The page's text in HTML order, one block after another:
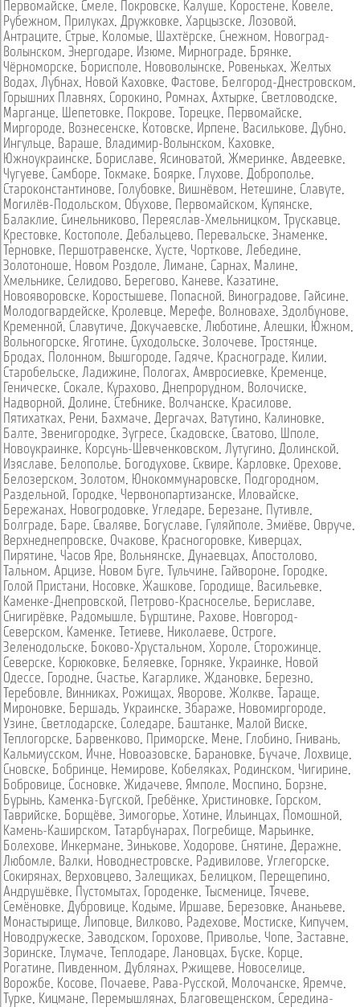
Первомайске, Смеле, Покровске, Калуше, Коростене, Ковеле,
Рубежном, Прилуках, Дружковке, Харцызске, Лозовой,
Антраците, Стрые, Коломые, Шахтёрске, Снежном, Новоград-
Волынском, Энергодаре, Изюме, Мирнограде, Брянке,
Чёрноморске, Борисполе, Нововолынске, Ровеньках, Желтых
Водах, Лубнах, Новой Каховке, Фастове, Белгород-Днестровском,
Горышних Плавнях, Сорокино, Ромнах, Ахтырке, Светловодске,
Марганце, Шепетовке, Покрове, Торецке, Первомайске,
Миргороде, Вознесенске, Котовске, Ирпене, Василькове, Дубно,
Ингульце, Вараше, Владимир-Волынском, Каховке,
Южноукраинске, Бориславе, Ясиноватой, Жмеринке, Авдеевке,
Чугуеве, Самборе, Токмаке, Боярке, Глухове, Доброполье,
Староконстантинове, Голубовке, Вишнёвом, Нетешине, Славуте,
Могилёв-Подольском, Обухове, Первомайском, Купянске,
Балаклие, Синельниково, Переяслав-Хмельницком, Трускавце,
Крестовке, Костополе, Дебальцево, Перевальске, Знаменке,
Терновке, Першотравенске, Хусте, Чорткове, Лебедине,
Золотоноше, Новом Роздоле, Лимане, Сарнах, Малине,
Хмельнике, Селидово, Берегово, Каневе, Казатине,
Новояворовске, Коростышеве, Попасной, Виноградове, Гайсине,
Молодогвардейске, Кролевце, Мерефе, Волновахе, Здолбунове,
Кременной, Славутиче, Докучаевске, Люботине, Алешки, Южном,
Вольногорске, Яготине, Суходольске, Золочеве, Тростянце,
Бродах, Полонном, Вышгороде, Гадяче, Краснограде, Килии,
Старобельске, Ладижине, Пологах, Амвросиевке, Кременце,
Геническе, Сокале, Курахово, Днепрорудном, Волочиске,
Надворной, Долине, Стебнике, Волчанске, Красилове,
Пятихатках, Рени, Бахмаче, Дергачах, Ватутино, Калиновке,
Балте, Звенигородке, Зугресе, Скадовске, Сватово, Шполе,
Новоукраинке, Корсунь-Шевченковском, Лутугино, Долинской,
Изяславе, Белополье, Богодухове, Сквире, Карловке, Орехове,
Белозерском, Золотом, Юнокоммунаровске, Подгородном,
Раздельной, Городке, Червонопартизанске, Иловайске,
Бережанах, Новогродовке, Угледаре, Березане, Путивле,
Болграде, Баре, Сваляве, Богуславе, Гуляйполе, Змиёве, Овруче,
Верхнеднепровске, Очакове, Красногоровке, Киверцах,
Пирятине, Часов Яре, Вольнянске, Дунаевцах, Апостолово,
Тальном, Арцизе, Новом Буге, Тульчине, Гайвороне, Городке,
Голой Пристани, Носовке, Жашкове, Городище, Васильевке,
Каменке-Днепровской, Петрово-Красноселье, Бериславе,
Снигирёвке, Радомышле, Бурштине, Рахове, Новгород-
Северском, Каменке, Тетиеве, Николаеве, Остроге,
Зеленодольске, Боково-Хрустальном, Хороле, Сторожинце,
Северске, Корюковке, Беляевке, Горняке, Украинке, Новой
Одессе, Городне, Счастье, Кагарлике, Ждановке, Березно,
Теребовле, Винниках, Рожищах, Яворове, Жолкве, Тараще,
Мироновке, Бершадь, Украинске, Збараже, Новомиргороде,
Узине, Светлодарске, Соледаре, Баштанке, Малой Виске,
Теплогорске, Барвенково, Приморске, Мене, Глобино, Гнивань,
Кальмиусском, Ичне, Новоазовске, Барановке, Бучаче, Лохвице,
Сновске, Бобринце, Немирове, Кобеляках, Родинском, Чигирине,
Бобровице, Сосновке, Жидачеве, Ямполе, Моспино, Борзне,
Бурынь, Каменка-Бугской, Гребёнке, Христиновке, Горском,
Таврийске, Борщёве, Зимогорье, Хотине, Ильинцах, Помошной,
Камень-Каширском, Татарбунарах, Погребище, Марьинке,
Болехове, Инкермане, Зинькове, Ходорове, Снятине, Деражне,
Любомле, Валки, Новоднестровске, Радивилове, Углегорске,
Сокирянах, Верховцево, Залещиках, Белицком, Перещепино,
Андрушёвке, Пустомытах, Городенке, Тысменице, Тячеве,
Семёновке, Дубровице, Кодыме, Иршаве, Березовке, Ананьеве,
Монастырище, Липовце, Вилково, Радехове, Мостиске, Кипучем,
Новодружеске, Заводском, Горохове, Приволье, Чопе, Заставне,
Зоринске, Тлумаче, Теплодаре, Лановцах, Буске, Корце,
Рогатине, Пивденном, Дублянах, Ржищеве, Новоселице,
Ворожбе, Косове, Почаеве, Рава-Русской, Молочанске, Яремче,
Турке, Кицмане, Перемышлянах, Благовещенском, Середина-